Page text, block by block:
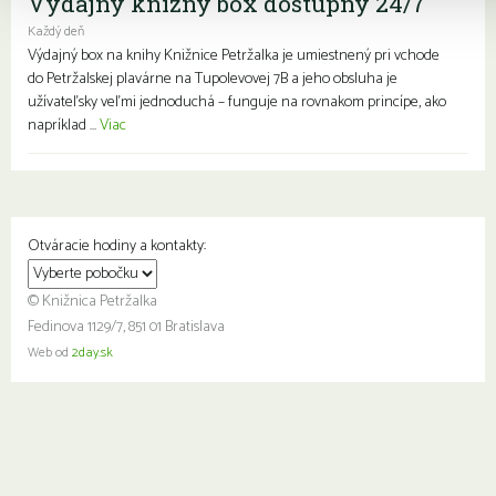
Každý deň
Výdajný box na knihy Knižnice Petržalka je umiestnený pri vchode
do Petržalskej plavárne na Tupolevovej 7B a jeho obsluha je
užívateľsky veľmi jednoduchá – funguje na rovnakom princípe, ako
napríklad ...Viac
Otváracie hodiny a kontakty:
© Knižnica Petržalka
Fedinova 1129/7, 851 01 Bratislava
Web od 2day.sk